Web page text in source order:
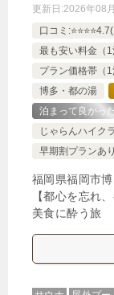
すぎる朝ごは
ツイン 🍴朝
【禁煙室】
更新日:2026年08
口コミ
最も安い料金（
プラン価格帯（
博多・都の湯
泊まって良かっ
じゃらんハイク
早期割プランあり
福岡県福岡市
【都心を忘れ
美食に酔う旅